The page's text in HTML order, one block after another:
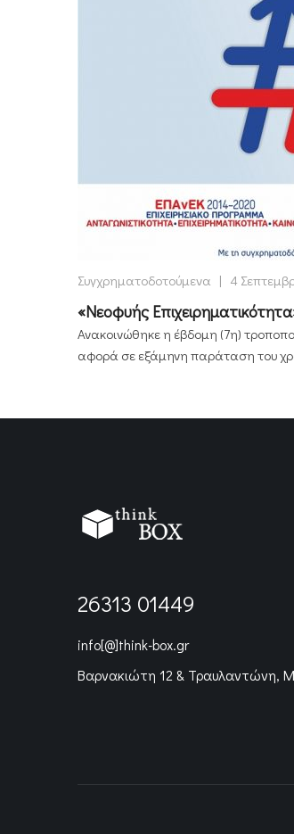
Συγχρηματοδοτούμενα | 4
«Νεοφυής
Ανακοινώθηκε η έβδομη (7η)
αφορά σε εξάμηνη παράταση του
26313 01449
info[@]think-box.gr
Βαρνακιώτη 12 & Τραυλαντώνη,